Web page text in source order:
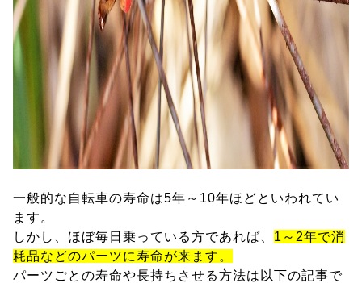
一般的な自転車の寿命は5年～10年ほどといわれてい
ます。
しかし、ほぼ毎日乗っている方であれば、 1～2年で消
耗品などのパーツに寿命が来ます。
パーツごとの寿命や長持ちさせる方法は以下の記事で